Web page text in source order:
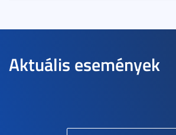
Aktuális események